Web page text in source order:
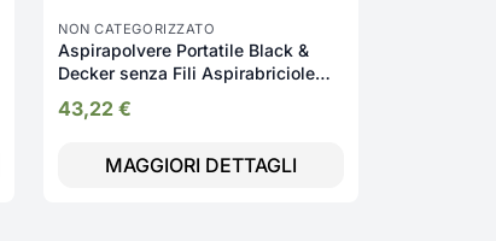
NON CATEGORIZZATO
Aspirapolvere Portatile Black &
Decker senza Fili Aspirabriciole
NVC220WBC
43,22 €
MAGGIORI DETTAGLI